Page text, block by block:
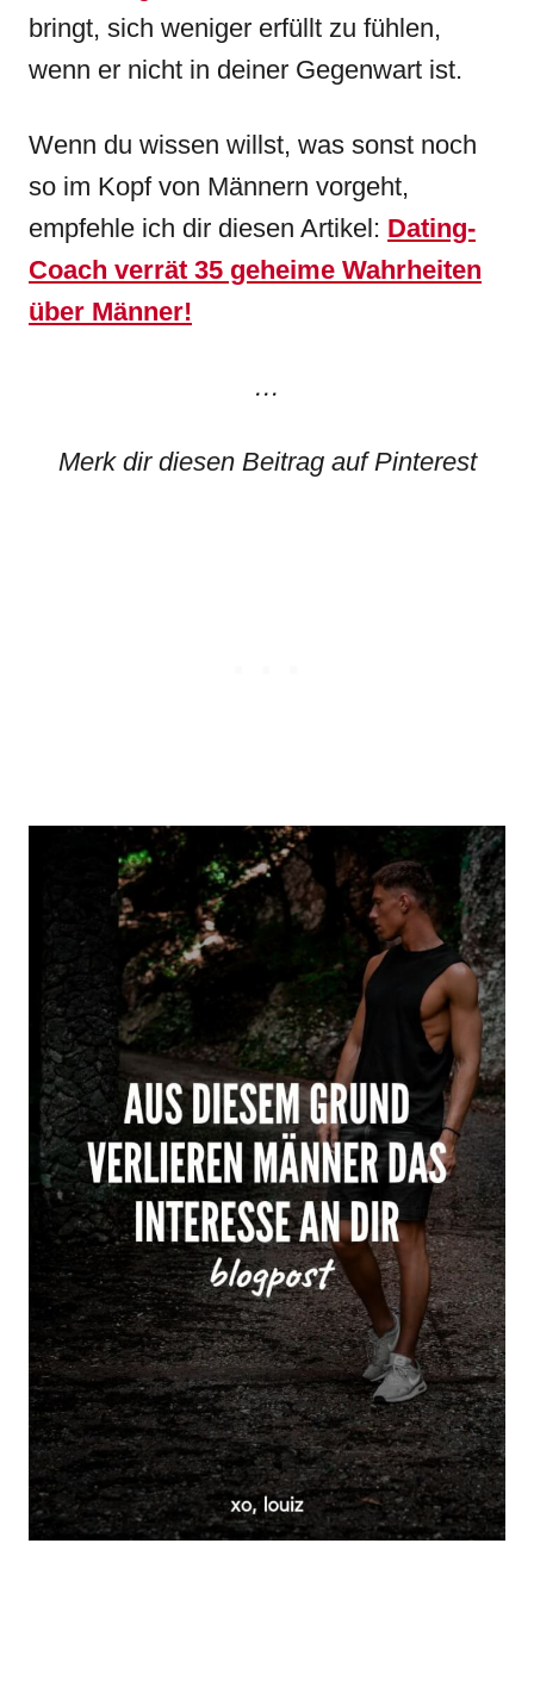
bringt, sich weniger erfüllt zu fühlen,
wenn er nicht in deiner Gegenwart ist.
Wenn du wissen willst, was sonst noch
so im Kopf von Männern vorgeht,
empfehle ich dir diesen Artikel: Dating-
Coach verrät 35 geheime Wahrheiten
über Männer!
…
Merk dir diesen Beitrag auf Pinterest